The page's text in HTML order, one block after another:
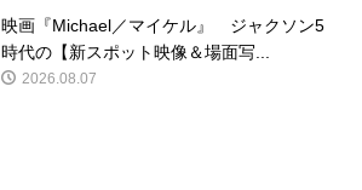
映画『Michael／マイケル』 ジャクソン5
時代の【新スポット映像＆場面写...
2026.08.07